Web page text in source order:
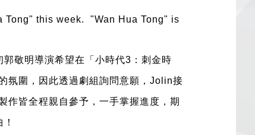
Tong" this week. "Wan Hua Tong" is
郭敬明導演希望在「小時代3：刺金時
氛圍，因此透過劇組詢問意願，Jolin接
作皆全程親自參予，一手掌握進度，期